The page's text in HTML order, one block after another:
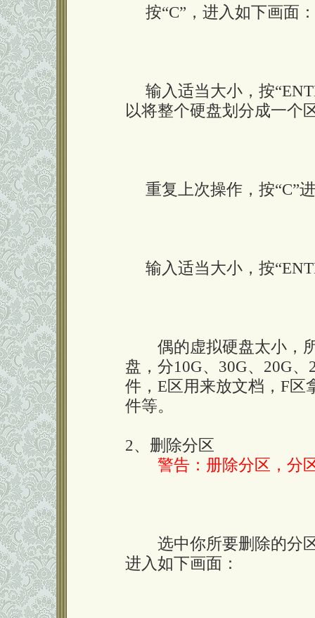
按“C”，进入如下画面：
输入适当大小，按
以将整个硬盘划分成一个
重复上次操作，按“C”
输入适当大小，按
偶的虚拟硬盘太小，所
盘，分10G、30G、20G
件，E区用来放文档，F区
件等。
2、删除分区
警告：册除分区，分
选中你所要删除的分区
进入如下画面：